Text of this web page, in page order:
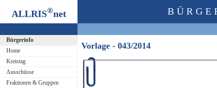
ALLRIS®net
Bürgerinfo
Home
Kreistag
Ausschüsse
Fraktionen & Gruppen
Vorlage - 043/2014